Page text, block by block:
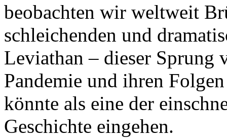
beobachten wir weltweit
schleichenden und
Leviathan – dieser Sprung
Pandemie und ihren
könnte als eine der
Geschichte eingehen.